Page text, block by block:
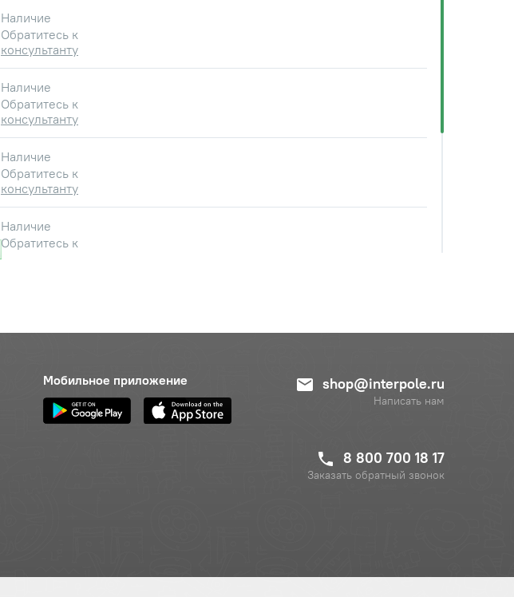
Наличие
Обратитесь к
консультанту
Наличие
Обратитесь к
консультанту
Наличие
Обратитесь к
консультанту
Наличие
Обратитесь к
консультанту
Обратитесь к
консультанту
Мобильное приложение shop@interpole.ru
Написать нам
8 800 700 18 17
Заказать обратный звонок